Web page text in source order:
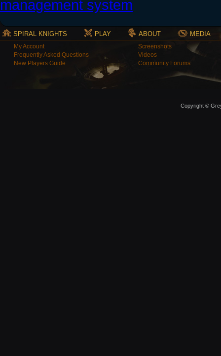
SPIRAL KNIGHTS PLAY ABOUT MEDIA
My Account
Frequently Asked Questions
New Players Guide
Screenshots
Videos
Community Forums
Copyright ©